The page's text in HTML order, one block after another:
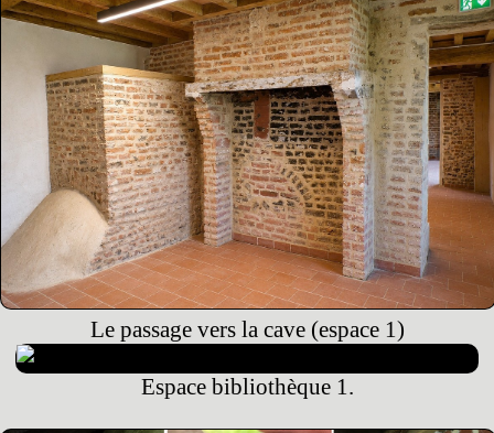
Le passage vers la cave (espace 1)
Espace bibliothèque 1.